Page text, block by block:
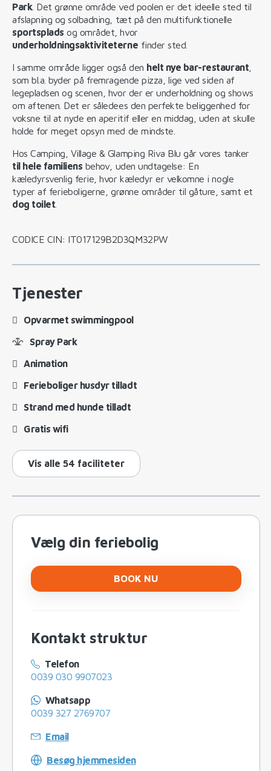
Park. Det grønne område ved poolen er det ideelle sted til
afslapning og solbadning, tæt på den multifunktionelle
sportsplads og området, hvor
underholdningsaktiviteterne finder sted.
I samme område ligger også den helt nye bar-restaurant
som bl.a. byder på fremragende pizza, lige ved siden af ​​
legepladsen og scenen, hvor der er underholdning og shows
om aftenen. Det er såledees den perfekte beliggenhed for
voksne til at nyde en aperitif eller en middag, uden at skulle
holde for meget opsyn med de mindste.
Hos Camping, Village & Glamping Riva Blu går vores tanker
til hele familiens behov, uden undtagelse: En
kæledyrsvenlig ferie, hvor kæledyr er velkomne i nogle
typer af ferieboligerne, grønne områder til gåture, samt et
dog toilet
CODICE CIN: IT017129B2D3QM32PW
Tjenester
Opvarmet swimmingpool
Spray Park
Animation
Ferieboliger husdyr tilladt
Strand med hunde tilladt
Gratis wifi
Vis alle 54 faciliteter
Vælg din feriebolig
BOOK NU
Kontakt struktur
Telefon
0039 030 9907023
Whatsapp
0039 327 2769707
Email
Besøg hjemmesiden